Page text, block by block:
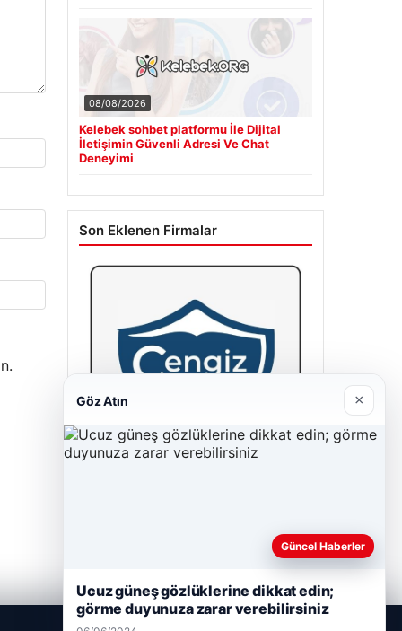
08/08/2026
Kelebek sohbet platformu İle Dijital
İletişimin Güvenli Adresi Ve Chat
Deneyimi
Son Eklenen Firmalar
Göz Atın ×
Güncel Haberler
Ucuz güneş gözlüklerine dikkat edin;
görme duyunuza zarar verebilirsiniz